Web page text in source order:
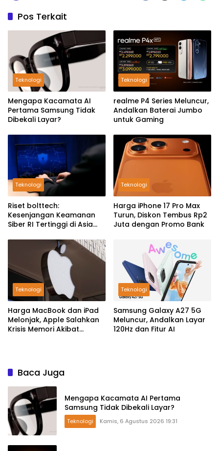
Pos Terkait
Teknologi
Mengapa Kacamata AI
Pertama Samsung Tidak
Dibekali Layar?
Teknologi
realme P4 Series Meluncur,
Andalkan Baterai Jumbo
untuk Gaming
Teknologi
Riset bolttech:
Kesenjangan Keamanan
Siber RI Tertinggi di Asia
Teknologi
Harga iPhone 17 Pro Max
Turun, Diskon Tembus Rp2
Juta dengan Promo Bank
Teknologi
Harga MacBook dan iPad
Melonjak, Apple Salahkan
Krisis Memori Akibat
Teknologi
Samsung Galaxy A27 5G
Meluncur, Andalkan Layar
120Hz dan Fitur AI
Baca Juga
Mengapa Kacamata AI Pertama
Samsung Tidak Dibekali Layar?
Teknologi Kamis, 6 Agustus 2026 19:31